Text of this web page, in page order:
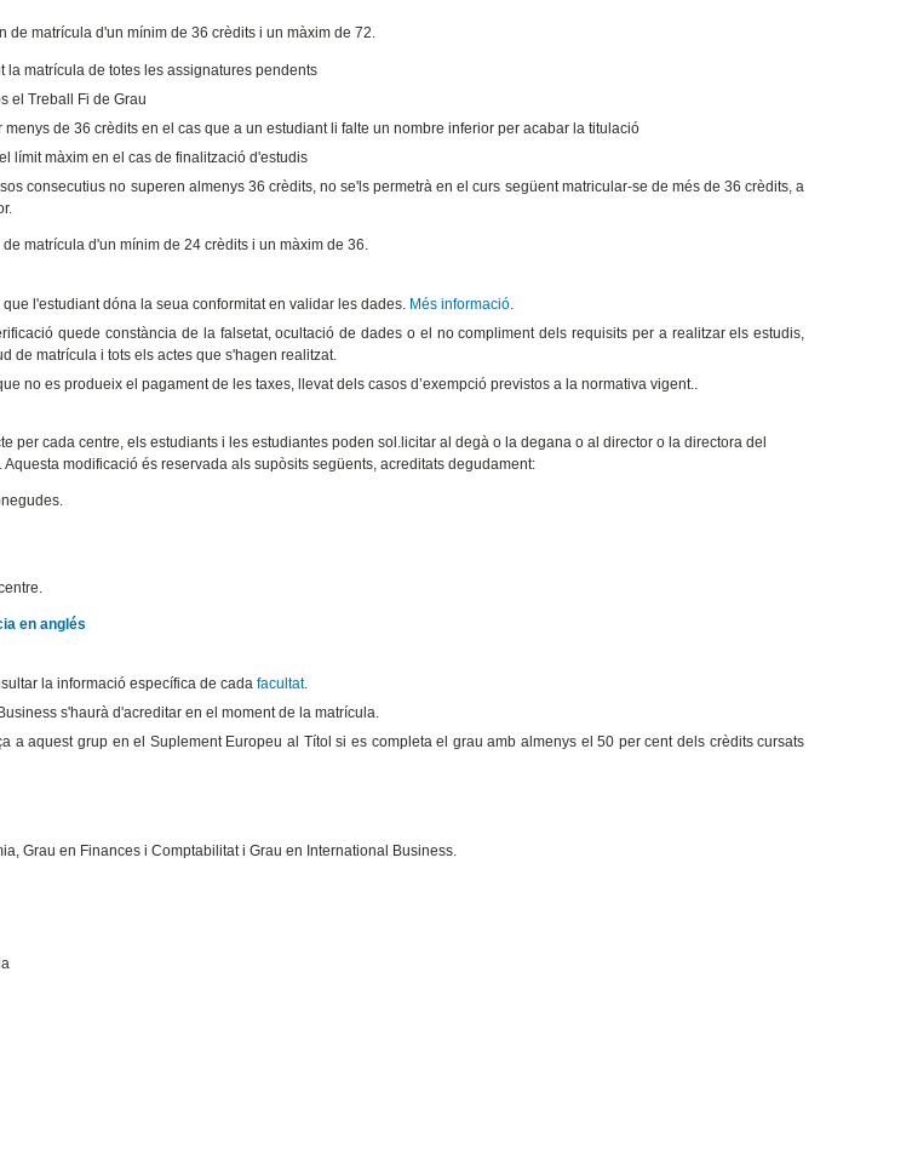
de matrícula d'un mínim de 36 crèdits i un màxim de 72.
matrícula de totes les assignatures pendents
el Treball Fi de Grau
de 36 crèdits en el cas que a un estudiant li falte un nombre inferior per acabar la titulació
límit màxim en el cas de finalització d'estudis
consecutius no superen almenys 36 crèdits, no se'ls permetrà en el curs següent matricular-se de més de 36 crèdits, a
matrícula d'un mínim de 24 crèdits i un màxim de 36.
l'estudiant dóna la seua conformitat en validar les dades. Més informació.
quede constància de la falsetat, ocultació de dades o el no compliment dels requisits per a realitzar els estudis,
de matrícula i tots els actes que s'hagen realitzat.
no es produeix el pagament de les taxes, llevat dels casos d’exempció previstos a la normativa vigent..
per cada centre, els estudiants i les estudiantes poden sol.licitar al degà o la degana o al director o la directora del
modificació és reservada als supòsits següents, acreditats degudament:
en anglés
la informació específica de cada facultat.
s'haurà d'acreditar en el moment de la matrícula.
a aquest grup en el Suplement Europeu al Títol si es completa el grau amb almenys el 50 per cent dels crèdits cursats
Grau en Finances i Comptabilitat i Grau en International Business.